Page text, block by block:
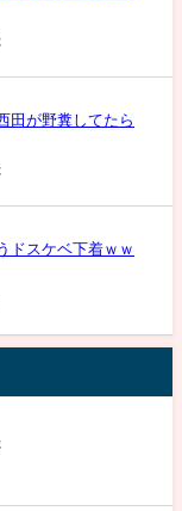
田が野糞してたら
ドスケベ下着ｗｗ